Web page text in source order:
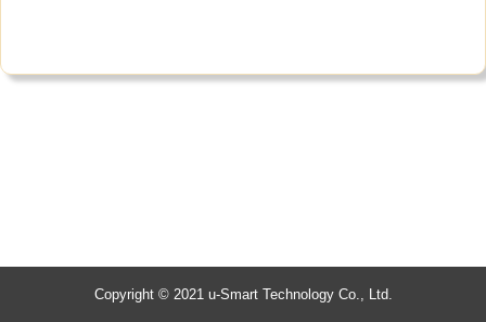
Copyright © 2021 u-Smart Technology Co., Ltd.